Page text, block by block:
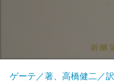
ゲーテ／著、高橋健二／訳